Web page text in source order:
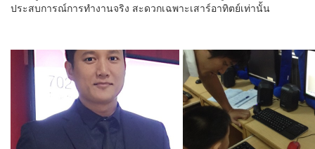
ประสบการณ์การทำงานจริง สะดวกเฉพาะเสาร์อาทิตย์เท่านั้น